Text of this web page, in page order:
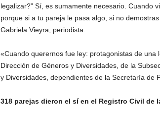
legalizar?” Sí, es sumamente necesario. Cuando
porque si a tu pareja le pasa algo, si no
Gabriela Vieyra, periodista.
«Cuando querernos fue ley: protagonistas de
Dirección de Géneros y Diversidades, de la
y Diversidades, dependientes de la Secretaría de
318 parejas dieron el sí en el Registro Civil de